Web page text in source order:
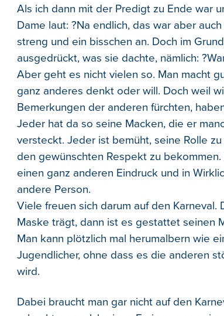
Als ich dann mit der Predigt zu Ende war
Dame laut: ?Na endlich, das war aber
streng und ein bisschen an. Doch im
ausgedrückt, was sie dachte, nämlich:
Aber geht es nicht vielen so. Man macht
ganz anderes denkt oder will. Doch weil
Bemerkungen der anderen fürchten,
Jeder hat da so seine Macken, die er
versteckt. Jeder ist bemüht, seine Rolle
den gewünschten Respekt zu
einen ganz anderen Eindruck und in
andere Person.
Viele freuen sich darum auf den Karneval.
Maske trägt, dann ist es gestattet seinen
Man kann plötzlich mal herumalbern wie
Jugendlicher, ohne dass es die anderen
wird.
Dabei braucht man gar nicht auf den